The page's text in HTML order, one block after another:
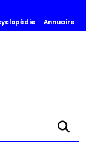
Annuaire